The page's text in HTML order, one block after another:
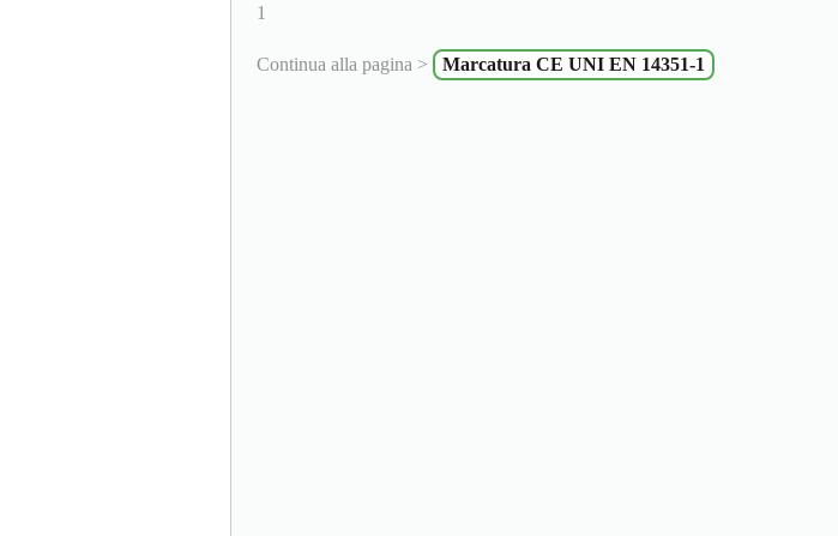
1
Continua alla pagina > Marcatura CE UNI EN 14351-1